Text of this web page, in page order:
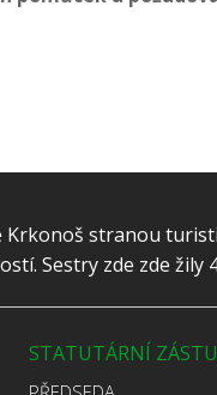
stranou
Sestry zde zde
STATUTÁRNÍ